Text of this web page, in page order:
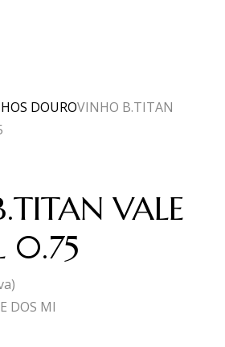
DOUROVINHO B.TITAN
VALE
0.75
DOS MI